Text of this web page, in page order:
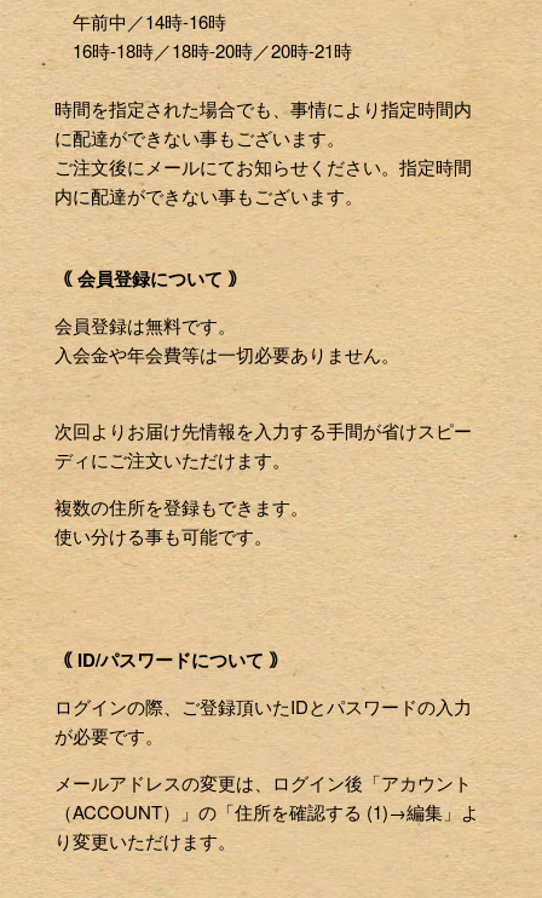
午前中／14時-16時
16時-18時／18時-20時／20時-21時
時間を指定された場合でも、事情により指定時間内
に配達ができない事もございます。
ご注文後にメールにてお知らせください。指定時間
内に配達ができない事もございます。
｟ 会員登録について ｠
会員登録は無料です。
入会金や年会費等は一切必要ありません。
次回よりお届け先情報を入力する手間が省けスピー
ディにご注文いただけます。
複数の住所を登録もできます。
使い分ける事も可能です。
｟ ID/パスワードについて ｠
ログインの際、ご登録頂いたIDとパスワードの入力
が必要です。
メールアドレスの変更は、ログイン後「アカウント
（ACCOUNT）」の「住所を確認する (1)→編集」よ
り変更いただけます。